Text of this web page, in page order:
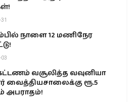
நாளை 12 மணிநேர
வசூலித்த வவுனியா
வைத்தியசாலைக்கு ரூ.5
அபராதம்!